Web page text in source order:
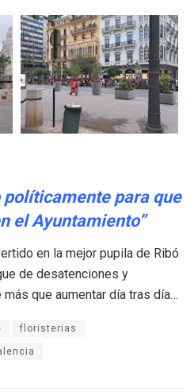
políticamente para que
el Ayuntamiento”
en la mejor pupila de Ribó
de desatenciones y
que aumentar día tras día…
floristerias